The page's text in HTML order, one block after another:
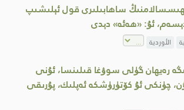
ساھابىلىرى قول ئېلىشىپ
ئۇ: «ھەئە» دېدى
الأوردية
رەيھان گۈلى سوۋغا قىلىنسا، ئۇنى
چۈنكى ئۇ كۆتۈرۈشكە ئەپلىك، پۇرىقى